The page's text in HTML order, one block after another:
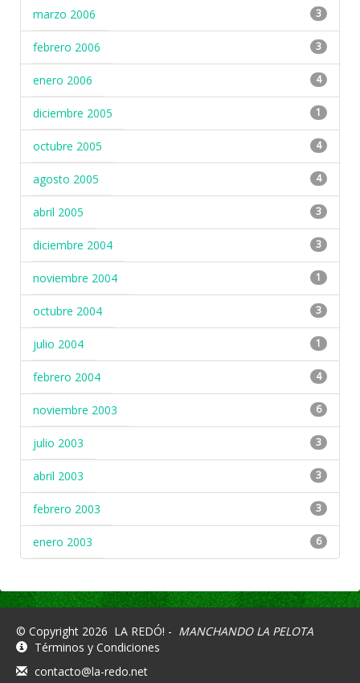
marzo 2006 3
febrero 2006 3
enero 2006 4
diciembre 2005 1
octubre 2005 4
agosto 2005 4
abril 2005 3
diciembre 2004 3
noviembre 2004 1
octubre 2004 3
julio 2004 1
febrero 2004 4
noviembre 2003 6
julio 2003 3
abril 2003 3
febrero 2003 3
enero 2003 6
© Copyright 2026 LA REDÓ! - MANCHANDO LA PELOTA
Términos y Condiciones
contacto@la-redo.net